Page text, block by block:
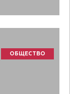
ОБЩЕСТВО